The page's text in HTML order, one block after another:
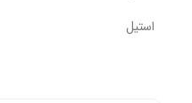
استیل